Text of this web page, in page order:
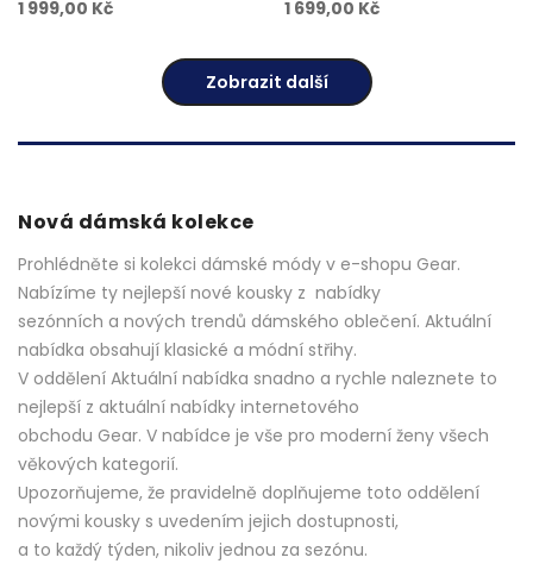
1 999,00 Kč 1 699,00 Kč
Zobrazit další
Nová dámská kolekce
Prohlédněte si kolekci dámské módy v e-shopu Gear.
Nabízíme ty nejlepší nové kousky z nabídky
sezónních a nových trendů dámského oblečení. Aktuální
nabídka obsahují klasické a módní střihy.
V oddělení Aktuální nabídka snadno a rychle naleznete to
nejlepší z aktuální nabídky internetového
obchodu Gear. V nabídce je vše pro moderní ženy všech
věkových kategorií.
Upozorňujeme, že pravidelně doplňujeme toto oddělení
novými kousky s uvedením jejich dostupnosti,
a to každý týden, nikoliv jednou za sezónu.